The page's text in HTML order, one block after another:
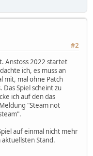
#2
Anstoss 2022 startet
ich, es muss an
mit, mal ohne Patch
Spiel scheint zu
ich auf den das
"Steam not
auf einmal nicht mehr
Stand.